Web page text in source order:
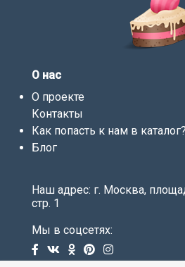
О нас
О проекте
Контакты
Как попасть к нам в каталог?
Блог
Наш адрес: г. Москва,
стр. 1
Мы в соцсетях: